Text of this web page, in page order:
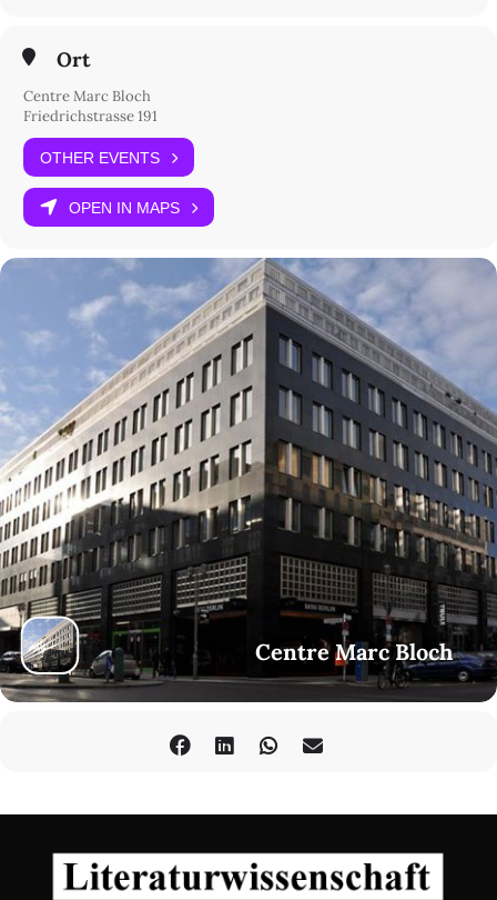
Ort
Centre Marc Bloch
Friedrichstrasse 191
OTHER EVENTS
OPEN IN MAPS
Centre Marc Bloch